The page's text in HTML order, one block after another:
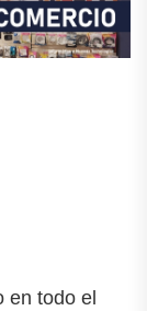
en todo el